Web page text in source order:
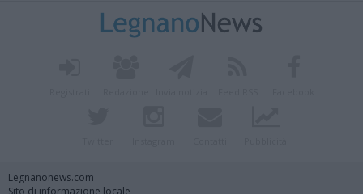
Legnanonews.com
Sito di informazione locale